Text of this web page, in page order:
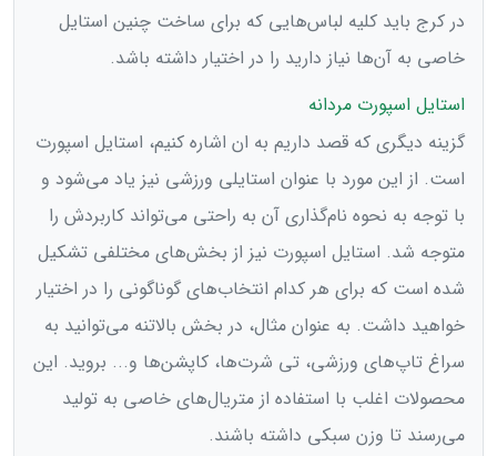
در کرج باید کلیه لباس‌هایی که برای ساخت چنین استایل
خاصی به آن‌ها نیاز دارید را در اختیار داشته باشد.
استایل اسپورت مردانه
گزینه دیگری که قصد داریم به ان اشاره کنیم، استایل اسپورت
است. از این مورد با عنوان استایلی ورزشی نیز یاد می‌شود و
با توجه به نحوه نام‌گذاری آن به راحتی می‌تواند کاربردش را
متوجه شد. استایل اسپورت نیز از بخش‌های مختلفی تشکیل
شده است که برای هر کدام انتخاب‌‌های گوناگونی را در اختیار
خواهید داشت. به عنوان مثال، در بخش بالاتنه می‌توانید به
سراغ تاپ‌های ورزشی، تی شرت‌ها، کاپشن‌ها و... بروید. این
محصولات اغلب با استفاده از متریال‌های خاصی به تولید
می‌رسند تا وزن سبکی داشته باشند.